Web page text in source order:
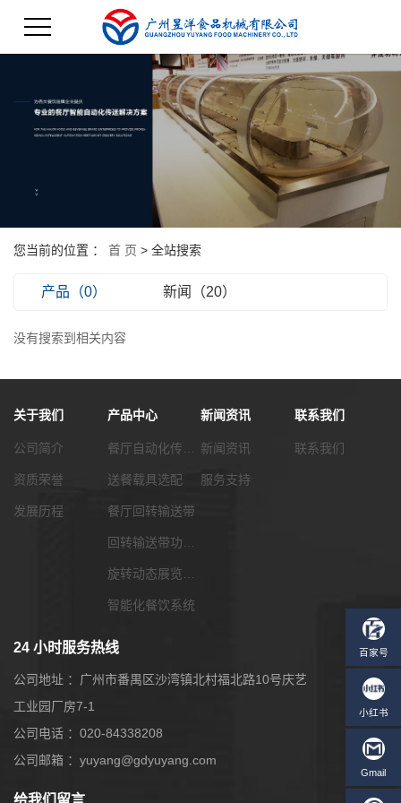
您当前的位置 ： 首 页 > 全站搜索
产品（0） 新闻（20）
没有搜索到相关内容
关于我们
公司简介
资质荣誉
发展历程
产品中心
送餐载具选配
餐厅回转输送带
智能化餐饮系统
新闻资讯
新闻资讯
服务支持
联系我们
联系我们
24 小时服务热线
公司地址 ：广州市番禺区沙湾镇北村福北路10号庆艺
工业园厂房7-1
公司电话 ：020-84338208
公司邮箱 ：yuyang@gdyuyang.com
给我们留言